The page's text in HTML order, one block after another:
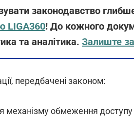
законодавство
LIGA360! До кожного
та аналітика. Залиште
передбачені законом:
механізму обмеження доступу